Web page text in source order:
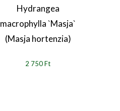
Hydrangea
macrophylla `Masja`
(Masja hortenzia)
2 750 Ft